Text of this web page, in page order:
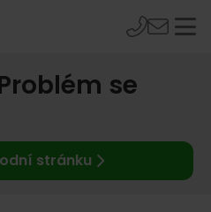
se
stránku